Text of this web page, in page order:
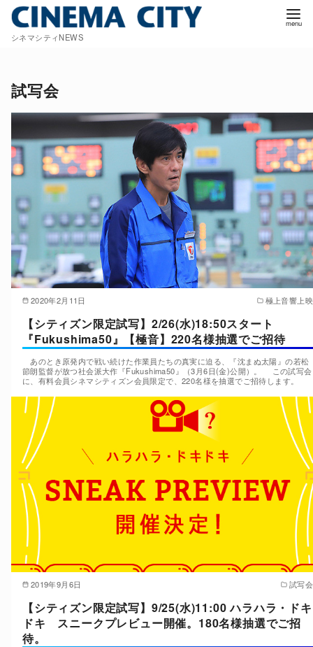
シネマシティNEWS
試写会
2020年2月11日 極上音響上映
【シティズン限定試写】2/26(水)18:50スタート
『Fukushima50』【極音】220名様抽選でご招待
あのとき原発内で戦い続けた作業員たちの真実に迫る、『沈まぬ太陽』の若松
節朗監督が放つ社会派大作『Fukushima50』（3月6日(金)公開）。 この試写会
に、有料会員シネマシティズン会員限定で、220名様を抽選でご招待します。
2019年9月6日 試写会
【シティズン限定試写】9/25(水)11:00 ハラハラ・ドキ
ドキ スニークプレビュー開催。180名様抽選でご招
待。